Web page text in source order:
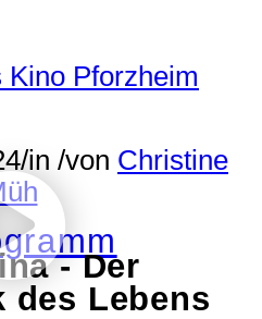
/in /von Christine
- Der
des Lebens